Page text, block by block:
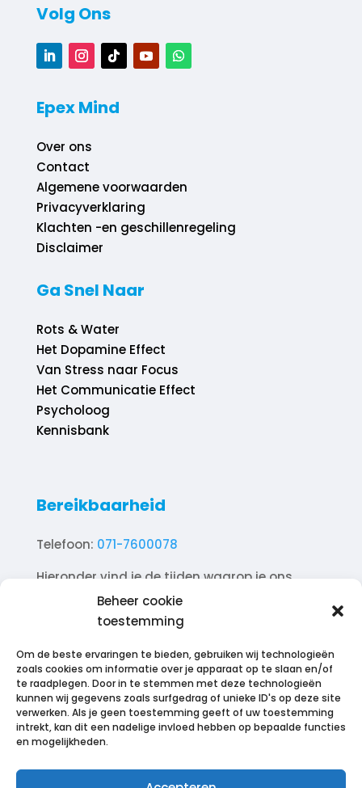
Beheer cookie
toestemming
Om de beste ervaringen te bieden, gebruiken wij technologieën
zoals cookies om informatie over je apparaat op te slaan en/of
te raadplegen. Door in te stemmen met deze technologieën
kunnen wij gegevens zoals surfgedrag of unieke ID's op deze site
verwerken. Als je geen toestemming geeft of uw toestemming
intrekt, kan dit een nadelige invloed hebben op bepaalde functies
en mogelijkheden.
Volg Ons
Epex Mind
Over ons
Contact
Algemene voorwaarden
Privacyverklaring
Klachten -en geschillenregeling
Disclaimer
Ga Snel Naar
Rots & Water
Het Dopamine Effect
Van Stress naar Focus
Het Communicatie Effect
Psycholoog
Kennisbank
Bereikbaarheid
Telefoon: 071-7600078
Hieronder vind je de tijden waarop je ons
telefonisch kunt bereiken.
Ma. 10.00 – 18.00
Di. 10.00 – 18.00
Wo. 10.00 – 18.00
Do. 10.00 – 18.00
Vr. 10.00 – 18.00
Za. 12.00 – 17.00
Zo. Gesloten